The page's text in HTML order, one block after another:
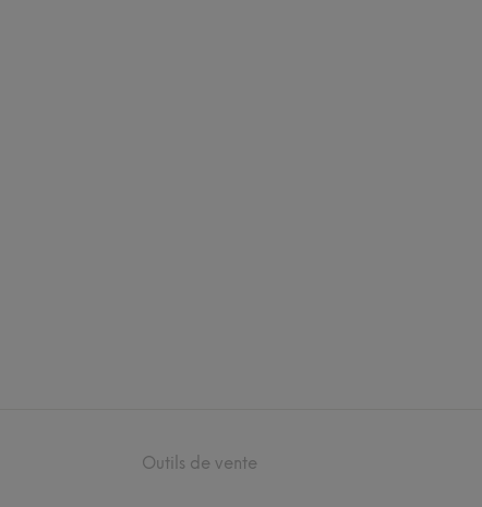
Outils de vente